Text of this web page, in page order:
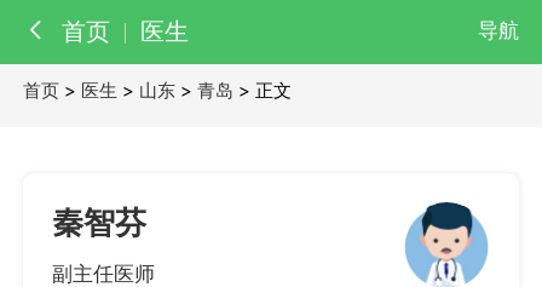
首页 医生 导航
医生
首页 > 医生 > 山东 >青岛 > 正文
秦智芬
副主任医师